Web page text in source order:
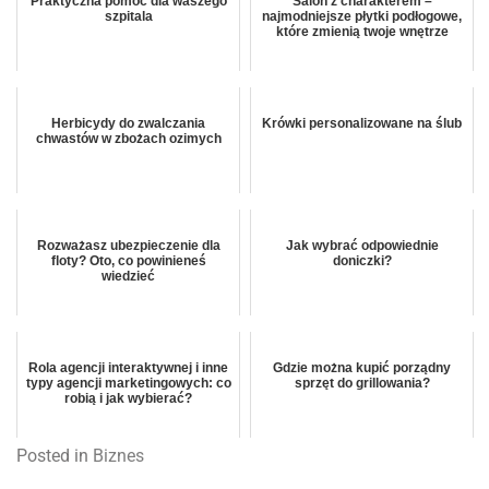
szpitala
najmodniejsze płytki podłogowe,
które zmienią twoje wnętrze
Herbicydy do zwalczania
chwastów w zbożach ozimych
Krówki personalizowane na ślub
Rozważasz ubezpieczenie dla
floty? Oto, co powinieneś
wiedzieć
Jak wybrać odpowiednie
doniczki?
Rola agencji interaktywnej i inne
typy agencji marketingowych: co
robią i jak wybierać?
Gdzie można kupić porządny
sprzęt do grillowania?
Posted in Biznes